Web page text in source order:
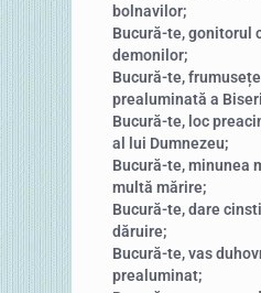
bolnavilor;
Bucură-te, gonitorul
demonilor;
Bucură-te,
prealuminată a
Bucură-te, loc
al lui Dumnezeu;
Bucură-te, minunea
multă mărire;
Bucură-te, dare
dăruire;
Bucură-te, vas
prealuminat;